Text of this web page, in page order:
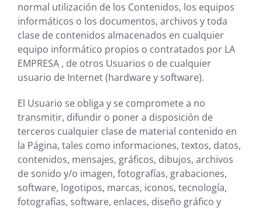
normal utilización de los Contenidos, los equipos
informáticos o los documentos, archivos y toda
clase de contenidos almacenados en cualquier
equipo informático propios o contratados por LA
EMPRESA, de otros Usuarios o de cualquier
usuario de Internet (hardware y software).
El Usuario se obliga y se compromete a no
transmitir, difundir o poner a disposición de
terceros cualquier clase de material contenido en
la Página, tales como informaciones, textos, datos,
contenidos, mensajes, gráficos, dibujos, archivos
de sonido y/o imagen, fotografías, grabaciones,
software, logotipos, marcas, iconos, tecnología,
fotografías, software, enlaces, diseño gráfico y